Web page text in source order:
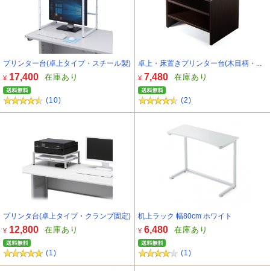
プリンター台(卓上タイプ・スチール製)
¥ 17,400 在庫あり
(10)
卓上・床置きプリンター台(木目柄・...
¥ 7,480 在庫あり
(2)
プリンタ台(卓上タイプ・クランプ固定)
¥ 12,800 在庫あり
(1)
机上ラック 幅80cm ホワイト
¥ 6,480 在庫あり
(1)